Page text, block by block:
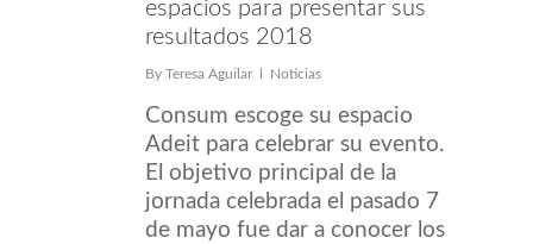
espacios para presentar sus
resultados 2018
By Teresa Aguilar Noticias
Consum escoge su espacio
Adeit para celebrar su evento.
El objetivo principal de la
jornada celebrada el pasado 7
de mayo fue dar a conocer los